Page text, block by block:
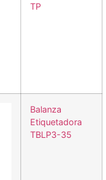
TP
Balanza
Etiquetadora
TBLP3-35